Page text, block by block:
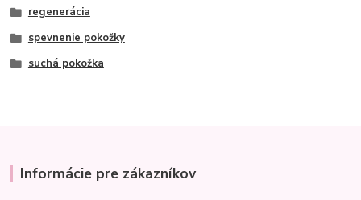
regenerácia
spevnenie pokožky
suchá pokožka
Informácie pre zákazníkov